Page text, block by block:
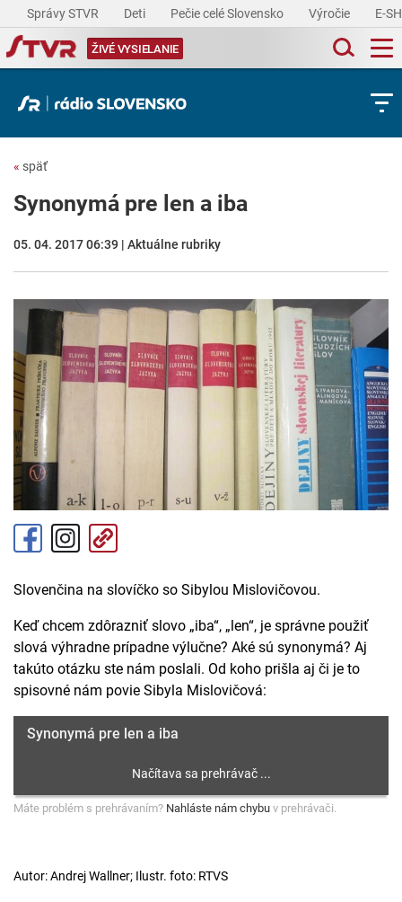
Správy STVR Deti Pečie celé Slovensko Výročie E-
ŽIVÉ VYSIELANIE
« späť
Synonymá pre len a iba
05. 04. 2017 06:39 | Aktuálne rubriky
Slovenčina na slovíčko so Sibylou Mislovičovou.
Keď chcem zdôrazniť slovo „iba“, „len“, je správne použiť
slová výhradne prípadne výlučne? Aké sú synonymá? Aj
takúto otázku ste nám poslali. Od koho prišla aj či je to
spisovné nám povie Sibyla Mislovičová:
Synonymá pre len a iba
Máte problém s prehrávaním? Nahláste nám chybu v prehrávači.
Autor: Andrej Wallner; Ilustr. foto: RTVS